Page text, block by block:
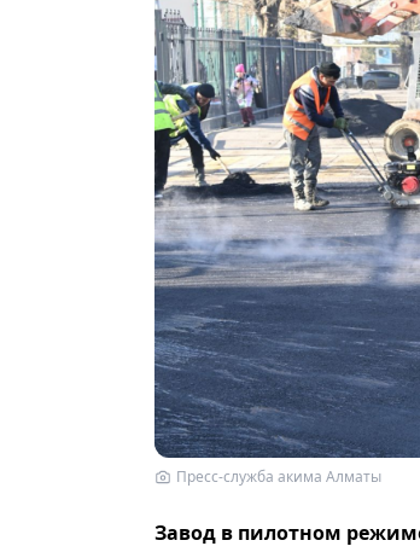
Пресс-служба акима Алматы
Завод в пилотном